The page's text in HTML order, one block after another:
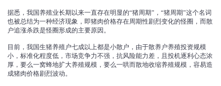
据悉，我国养殖业长期以来一直存在明显的“猪周期”，“猪周期”这个名词
也被总结为一种经济现象，即猪肉价格存在周期性剧烈变化的怪圈，而散
户追涨杀跌是怪圈形成的主要原因。
目前，我国生猪养殖户七成以上都是小散户，由于散养户养殖投资规模
小，标准化程度低，市场竞争力不强，抗风险能力差，且投机逐利心态浓
厚，要么一窝蜂地扩大养殖规模，要么一哄而散地收缩养殖规模，容易造
成猪肉价格剧烈波动。